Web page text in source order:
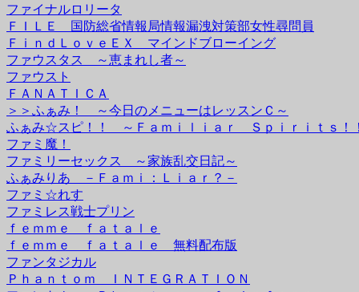
ファイナルロリータ
ＦＩＬＥ 国防総省情報局情報漏洩対策部女性尋問員
ＦｉｎｄＬｏｖｅＥＸ マインドブローイング
ファウスタス ～恵まれし者～
ファウスト
ＦＡＮＡＴＩＣＡ
＞＞ふぁみ！ ～今日のメニューはレッスンＣ～
ふぁみ☆スピ！！ ～Ｆａｍｉｌｉａｒ Ｓｐｉｒｉｔｓ！
ファミ魔！
ファミリーセックス ～家族乱交日記～
ふぁみりあ －Ｆａｍｉ：Ｌｉａｒ？－
ファミ☆れす
ファミレス戦士プリン
ｆｅｍｍｅ ｆａｔａｌｅ
ｆｅｍｍｅ ｆａｔａｌｅ 無料配布版
ファンタジカル
Ｐｈａｎｔｏｍ ＩＮＴＥＧＲＡＴＩＯＮ